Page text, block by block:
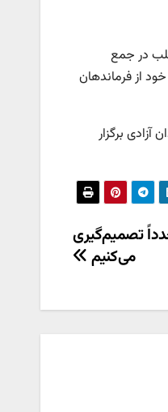
در جمع
و قدردانی خود از فرماندهان
سوی میدان آزادی برگزار
تصمیم‌گیری
می‌کنیم